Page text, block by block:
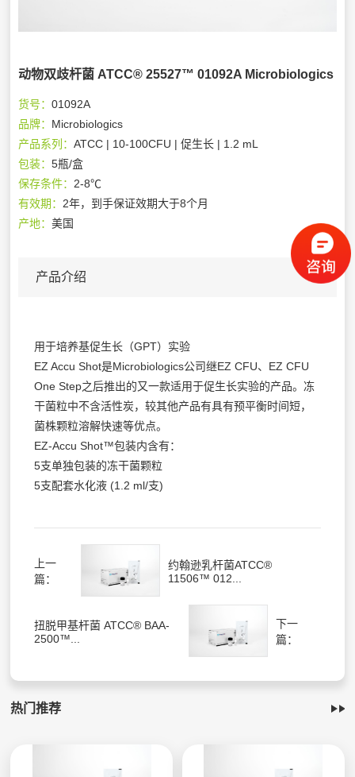
动物双歧杆菌 ATCC® 25527™ 01092A Microbiologics
货号：01092A
品牌： Microbiologics
产品系列：ATCC | 10-100CFU | 促生长 | 1.2 mL
包装：5瓶/盒
保存条件： 2-8℃
有效期： 2年，到手保证效期大于8个月
产地：美国
产品介绍
用于培养基促生长（GPT）实验
EZ Accu Shot是Microbiologics公司继EZ CFU、EZ CFU
One Step之后推出的又一款适用于促生长实验的产品。冻
干菌粒中不含活性炭，较其他产品有具有预平衡时间短，
菌株颗粒溶解快速等优点。
EZ-Accu Shot™包装内含有：
5支单独包装的冻干菌颗粒
5支配套水化液 (1.2 ml/支)
上一
篇：
约翰逊乳杆菌ATCC®
11506™ 012...
扭脱甲基杆菌 ATCC® BAA-
2500™...
下一
篇：
热门推荐